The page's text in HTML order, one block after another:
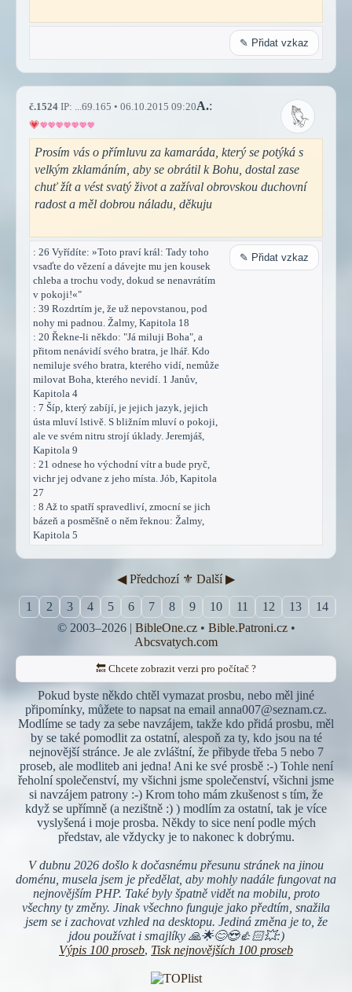
✎ Přidat vzkaz
č.1524 IP: ...69.165 • 06.10.2015 09:20A.:
Prosím vás o přímluvu za kamaráda, který se potýká s
velkým zklamáním, aby se obrátil k Bohu, dostal zase
chuť žít a vést svatý život a zažíval obrovskou duchovní
radost a měl dobrou náladu, děkuju
: 26 Vyřídíte: »Toto praví král: Tady toho
vsaďte do vězení a dávejte mu jen kousek
chleba a trochu vody, dokud se nenavrátím
v pokoji!«"
: 39 Rozdrtím je, že už nepovstanou, pod
nohy mi padnou. Žalmy, Kapitola 18
: 20 Řekne-li někdo: "Já miluji Boha", a
přitom nenávidí svého bratra, je lhář. Kdo
nemiluje svého bratra, kterého vidí, nemůže
milovat Boha, kterého nevidí. 1 Janův,
Kapitola 4
: 7 Šíp, který zabíjí, je jejich jazyk, jejich
ústa mluví lstivě. S bližním mluví o pokoji,
ale ve svém nitru strojí úklady. Jeremjáš,
Kapitola 9
: 21 odnese ho východní vítr a bude pryč,
vichr jej odvane z jeho místa. Jób, Kapitola
27
: 8 Až to spatří spravedliví, zmocní se jich
bázeň a posměšně o něm řeknou: Žalmy,
Kapitola 5
✎ Přidat vzkaz
◀︎ Předchozí ⚜︎ Další ▶︎
1 2 3 4 5 6 7 8 9 10 11 12 13 14
© 2003–2026 | BibleOne.cz• Bible.Patroni.cz•
Abcsvatych.com
🔙 Chcete zobrazit verzi pro počítač ?
Pokud byste někdo chtěl vymazat prosbu, nebo měl jiné
připomínky, můžete to napsat na email anna007@seznam.cz.
Modlíme se tady za sebe navzájem, takže kdo přidá prosbu, měl
by se také pomodlit za ostatní, alespoň za ty, kdo jsou na té
nejnovější stránce. Je ale zvláštní, že přibyde třeba 5 nebo 7
proseb, ale modliteb ani jedna! Ani ke své prosbě :-) Tohle není
řeholní společenství, my všichni jsme společenství, všichni jsme
si navzájem patrony :-) Krom toho mám zkušenost s tím, že
když se upřímně (a nezištně :) ) modlím za ostatní, tak je více
vyslyšená i moje prosba. Někdy to sice není podle mých
představ, ale vždycky je to nakonec k dobrýmu.
V dubnu 2026 došlo k dočasnému přesunu stránek na jinou
doménu, musela jsem je předělat, aby mohly nadále fungovat na
nejnovějším PHP. Také byly špatně vidět na mobilu, proto
všechny ty změny. Jinak všechno funguje jako předtím, snažila
jsem se i zachovat vzhled na desktopu. Jediná změna je to, že
jdou používat i smajlíky 🙏🌟😊😍👍🏻💥:)
Výpis 100 proseb, Tisk nejnovějších 100 proseb